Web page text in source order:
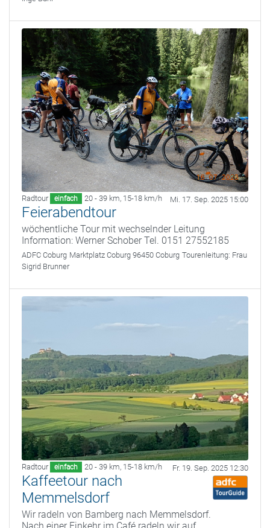
Radtour einfach 20 - 39 km, 15-18 km/h Mi. 17. Sep. 2025 15:00
Feierabendtour
wöchentliche Tour mit wechselnder Leitung
Information: Werner Schober Tel. 0151 27552185
ADFC Coburg Marktplatz Coburg 96450 Coburg Tourenleitung: Frau
Sigrid Brunner
Radtour einfach 20 - 39 km, 15-18 km/h Fr. 19. Sep. 2025 12:30
Kaffeetour nach
Memmelsdorf
Wir radeln von Bamberg nach Memmelsdorf.
Nach einer Einkehr im Café radeln wir auf